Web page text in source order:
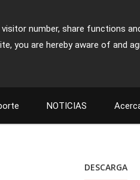
number, share functions
you are hereby aware of and
NOTICIAS
DESCARGA